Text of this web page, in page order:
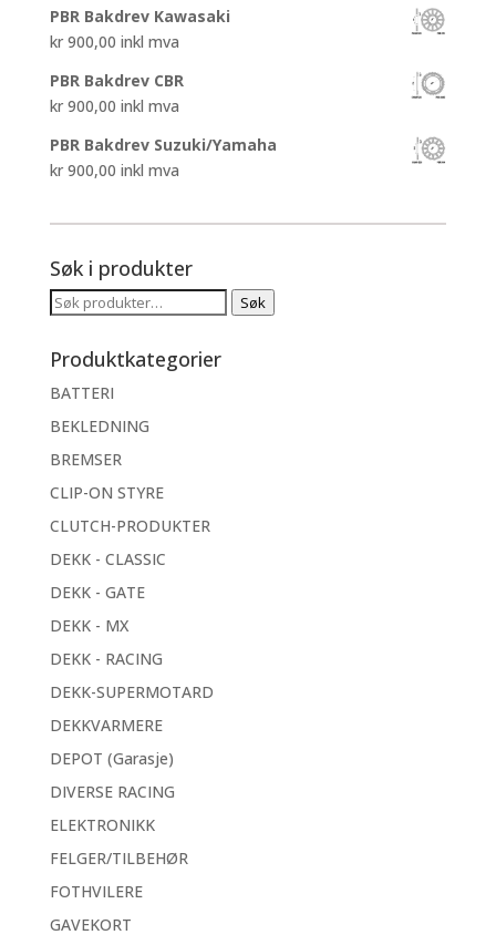
PBR Bakdrev Kawasaki
kr900,00 inkl mva
PBR Bakdrev CBR
kr900,00 inkl mva
PBR Bakdrev Suzuki/Yamaha
kr900,00 inkl mva
Søk i produkter
Søk
Søk
Produktkategorier
BATTERI
BEKLEDNING
BREMSER
CLIP-ON STYRE
CLUTCH-PRODUKTER
DEKK - CLASSIC
DEKK - GATE
DEKK - MX
DEKK - RACING
DEKK-SUPERMOTARD
DEKKVARMERE
DEPOT (Garasje)
DIVERSE RACING
ELEKTRONIKK
FELGER/TILBEHØR
FOTHVILERE
GAVEKORT